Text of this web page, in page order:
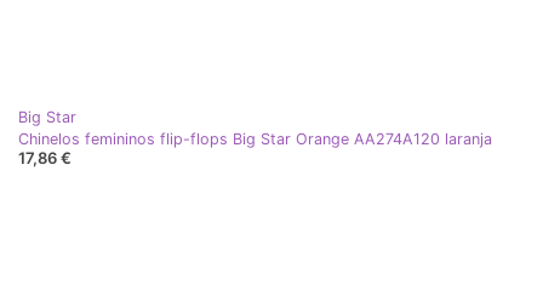
Big Star
Chinelos femininos flip-flops Big Star Orange AA274A120 laranja
17,86 €